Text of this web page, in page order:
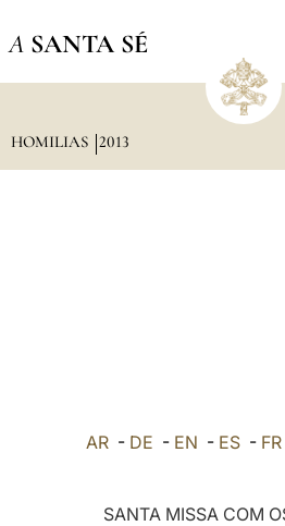
A SANTA SÉ
HOMILIAS 2013
AR - DE - EN - ES - FR
SANTA MISSA COM